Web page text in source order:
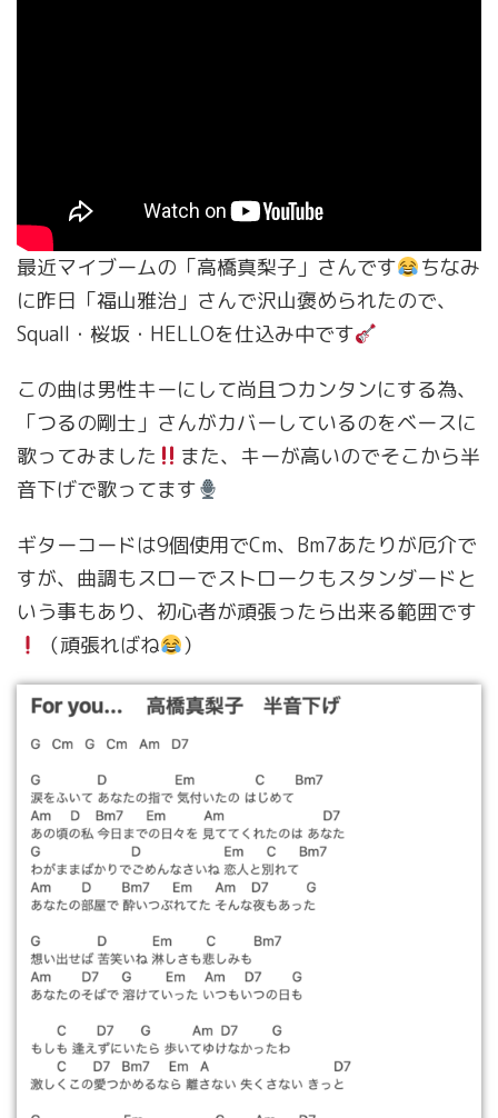
最近マイブームの「高橋真梨子」さんです
ちなみ
に昨日「福山雅治」さんで沢山褒められたので、
Squall・桜坂・HELLOを仕込み中です
この曲は男性キーにして尚且つカンタンにする為、
「つるの剛士」さんがカバーしているのをベースに
歌ってみました
また、キーが高いのでそこから半
音下げで歌ってます
ギターコードは9個使用でCm、Bm7あたりが厄介で
すが、曲調もスローでストロークもスタンダードと
いう事もあり、初心者が頑張ったら出来る範囲です
（頑張ればね
）